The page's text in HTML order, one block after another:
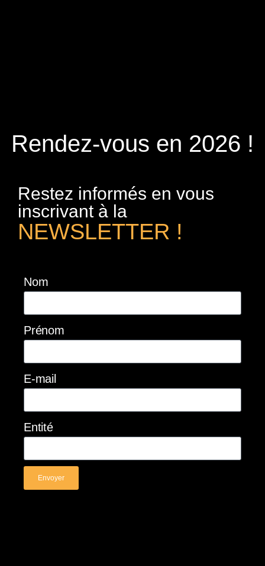
Rendez-vous en 2026 !
Restez informés en vous
inscrivant à la
NEWSLETTER !
Nom
Prénom
E-mail
Entité
Envoyer